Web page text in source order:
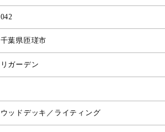
042
千葉県匝瑳市
リガーデン
ウッドデッキ／ライティング